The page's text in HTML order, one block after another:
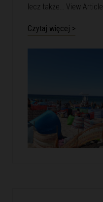
lecz także… View Article
Czytaj więcej >